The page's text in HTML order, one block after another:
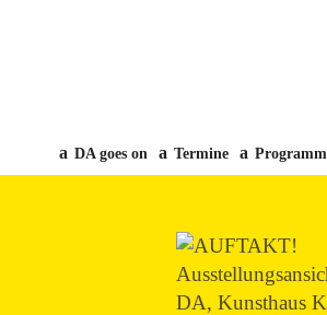
DA goes on Termine Programm